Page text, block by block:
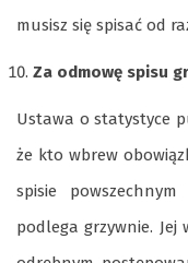
musisz się spisać od
Za odmowę spisu
Ustawa o statystyce
że kto wbrew
spisie
podlega grzywnie.